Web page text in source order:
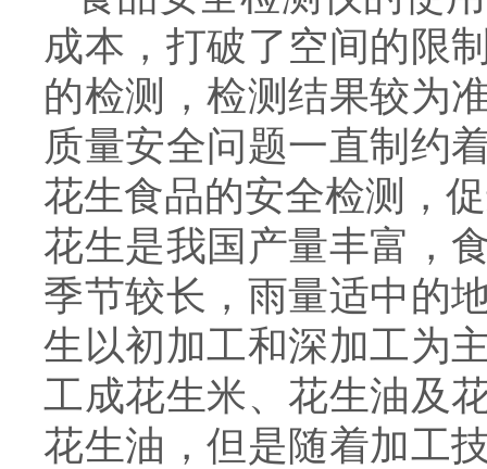
成本，打破了空间的限
的检测，检测结果较为
质量安全问题一直制约
花生食品的安全检测，
花生是我国产量丰富，
季节较长，雨量适中的
生以初加工和深加工为
工成花生米、花生油及
花生油，但是随着加工